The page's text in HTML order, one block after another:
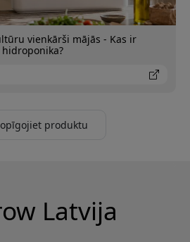
vienkārši mājās - Kas ir
hidroponika?
produktu
Latvija